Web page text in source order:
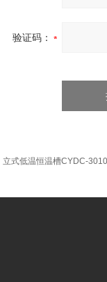
验证码：
立式低温恒温槽CYDC-